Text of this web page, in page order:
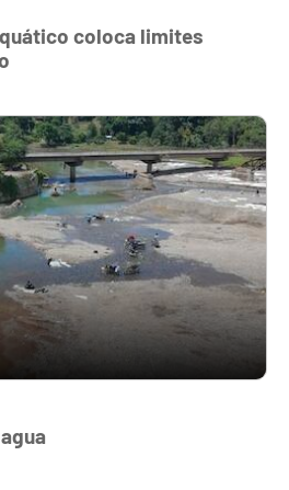
coloca limites